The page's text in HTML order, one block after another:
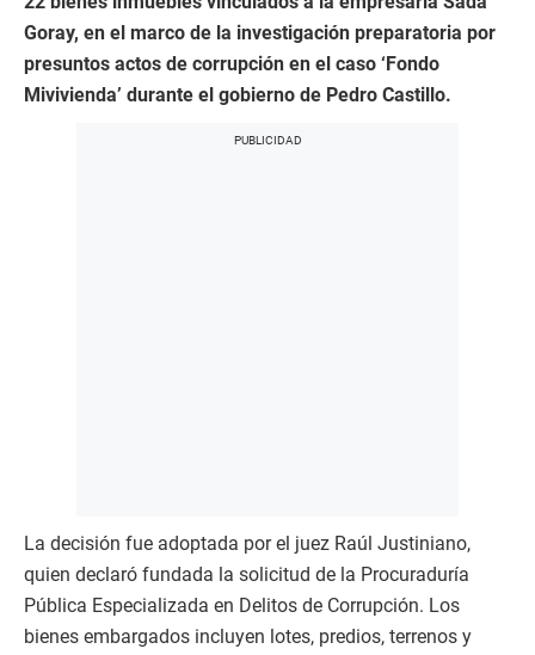
Goray, en el marco de la investigación preparatoria por
presuntos actos de corrupción en el caso ‘Fondo
Mivivienda’ durante el gobierno de Pedro Castillo.
La decisión fue adoptada por el juez Raúl Justiniano,
quien declaró fundada la solicitud de la Procuraduría
Pública Especializada en Delitos de Corrupción. Los
bienes embargados incluyen lotes, predios, terrenos y